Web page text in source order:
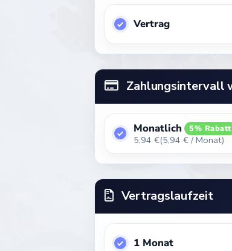
Vertrag
Zahlungsintervall
Monatlich 5% Rabatt
5,94 €(5,94 € / Monat)
Vertragslaufzeit
1 Monat